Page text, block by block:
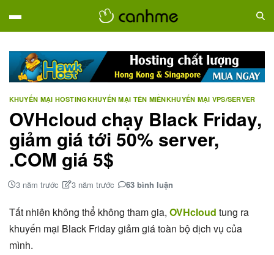
KHUYẾN MẠI HOSTINGKHUYẾN MẠI TÊN MIỀNKHUYẾN MẠI VPS/SERVER
OVHcloud chạy Black Friday,
giảm giá tới 50% server,
.COM giá 5$
3 năm trước 3 năm trước 63 bình luận
Tất nhiên không thể không tham gia, OVHcloud tung ra
khuyến mại Black Friday giảm giá toàn bộ dịch vụ của
mình.